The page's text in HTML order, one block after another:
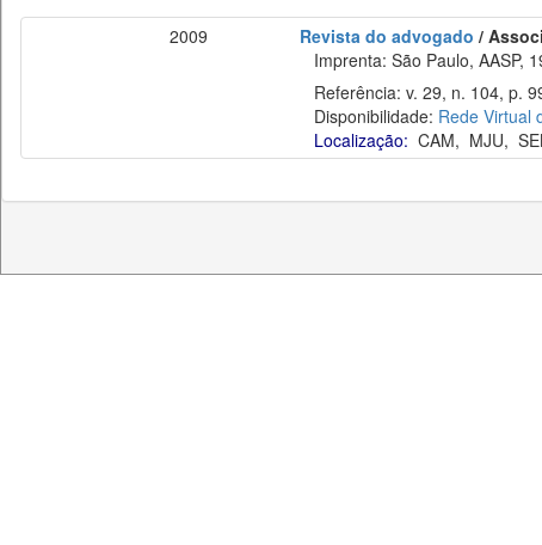
2009 Revista do advogado /
Imprenta: São Paulo, AASP,
Referência: v. 29, n. 104, p.
Disponibilidade: Rede Virtual
Localização: CAM, MJU,